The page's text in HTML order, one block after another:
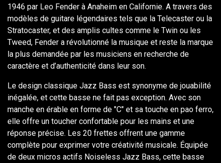
1946 par Leo Fender à Anaheim en Californie. A travers des
modèles de guitare légendaires tels que la Telecaster ou la
Stratocaster, et des amplis cultes comme le Twin ou les
Tweed, Fender a révolutionné la musique et reste la marque
la plus demandée par les musiciens en recherche de
caractère et d’authenticité dans leur son.
Le design classique Jazz Bass est synonyme de jouabilité
inégalée, et cette basse ne fait pas exception. Avec son
manche en érable en forme de "C" et sa touche en pao ferro,
elle offre un toucher confortable pour les mains et une
réponse précise. Les 20 frettes offrent une gamme
complète pour exprimer votre créativité musicale. Équipée
de deux micros actifs Noiseless Jazz Bass, cette basse